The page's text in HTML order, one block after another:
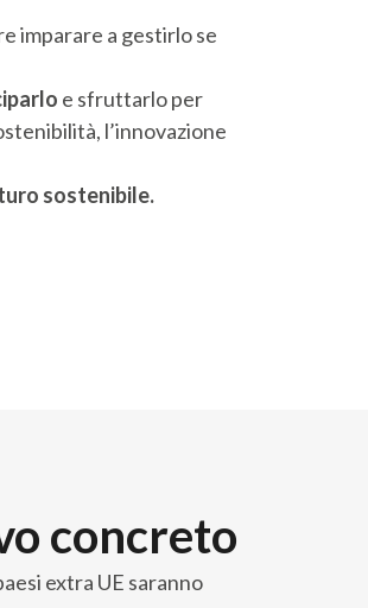
imparare a gestirlo se
e sfruttarlo per
l’innovazione
sostenibile.
concreto​
extra UE saranno